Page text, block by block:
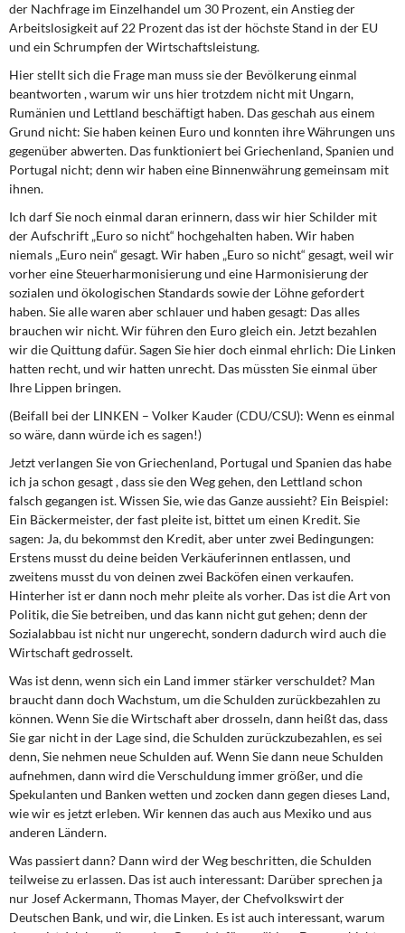
der Nachfrage im Einzelhandel um 30 Prozent, ein Anstieg der
Arbeitslosigkeit auf 22 Prozent das ist der höchste Stand in der EU
und ein Schrumpfen der Wirtschaftsleistung.
Hier stellt sich die Frage man muss sie der Bevölkerung einmal
beantworten , warum wir uns hier trotzdem nicht mit Ungarn,
Rumänien und Lettland beschäftigt haben. Das geschah aus einem
Grund nicht: Sie haben keinen Euro und konnten ihre Währungen uns
gegenüber abwerten. Das funktioniert bei Griechenland, Spanien und
Portugal nicht; denn wir haben eine Binnenwährung gemeinsam mit
ihnen.
Ich darf Sie noch einmal daran erinnern, dass wir hier Schilder mit
der Aufschrift „Euro so nicht“ hochgehalten haben. Wir haben
niemals „Euro nein“ gesagt. Wir haben „Euro so nicht“ gesagt, weil wir
vorher eine Steuerharmonisierung und eine Harmonisierung der
sozialen und ökologischen Standards sowie der Löhne gefordert
haben. Sie alle waren aber schlauer und haben gesagt: Das alles
brauchen wir nicht. Wir führen den Euro gleich ein. Jetzt bezahlen
wir die Quittung dafür. Sagen Sie hier doch einmal ehrlich: Die Linken
hatten recht, und wir hatten unrecht. Das müssten Sie einmal über
Ihre Lippen bringen.
(Beifall bei der LINKEN – Volker Kauder (CDU/CSU): Wenn es einmal
so wäre, dann würde ich es sagen!)
Jetzt verlangen Sie von Griechenland, Portugal und Spanien das habe
ich ja schon gesagt , dass sie den Weg gehen, den Lettland schon
falsch gegangen ist. Wissen Sie, wie das Ganze aussieht? Ein Beispiel:
Ein Bäckermeister, der fast pleite ist, bittet um einen Kredit. Sie
sagen: Ja, du bekommst den Kredit, aber unter zwei Bedingungen:
Erstens musst du deine beiden Verkäuferinnen entlassen, und
zweitens musst du von deinen zwei Backöfen einen verkaufen.
Hinterher ist er dann noch mehr pleite als vorher. Das ist die Art von
Politik, die Sie betreiben, und das kann nicht gut gehen; denn der
Sozialabbau ist nicht nur ungerecht, sondern dadurch wird auch die
Wirtschaft gedrosselt.
Was ist denn, wenn sich ein Land immer stärker verschuldet? Man
braucht dann doch Wachstum, um die Schulden zurückbezahlen zu
können. Wenn Sie die Wirtschaft aber drosseln, dann heißt das, dass
Sie gar nicht in der Lage sind, die Schulden zurückzubezahlen, es sei
denn, Sie nehmen neue Schulden auf. Wenn Sie dann neue Schulden
aufnehmen, dann wird die Verschuldung immer größer, und die
Spekulanten und Banken wetten und zocken dann gegen dieses Land,
wie wir es jetzt erleben. Wir kennen das auch aus Mexiko und aus
anderen Ländern.
Was passiert dann? Dann wird der Weg beschritten, die Schulden
teilweise zu erlassen. Das ist auch interessant: Darüber sprechen ja
nur Josef Ackermann, Thomas Mayer, der Chefvolkswirt der
Deutschen Bank, und wir, die Linken. Es ist auch interessant, warum